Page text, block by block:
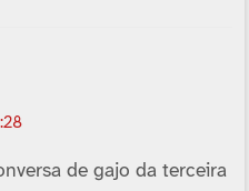
de gajo da terceira